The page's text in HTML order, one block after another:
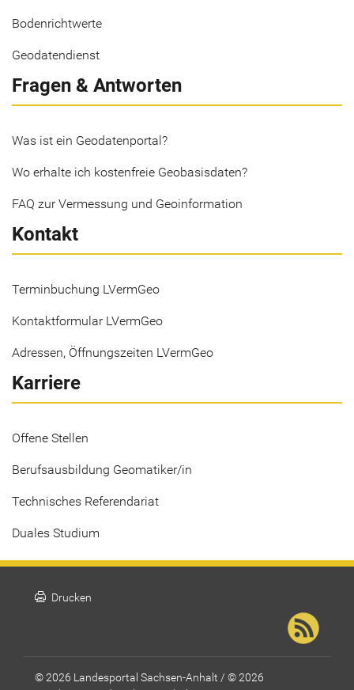
Bodenrichtwerte
Geodatendienst
Fragen & Antworten
Was ist ein Geodatenportal?
Wo erhalte ich kostenfreie Geobasisdaten?
FAQ zur Vermessung und Geoinformation
Kontakt
Terminbuchung LVermGeo
Kontaktformular LVermGeo
Adressen, Öffnungszeiten LVermGeo
Karriere
Offene Stellen
Berufsausbildung Geomatiker/in
Technisches Referendariat
Duales Studium
print Drucken
© 2026 Landesportal Sachsen-Anhalt / © 2026